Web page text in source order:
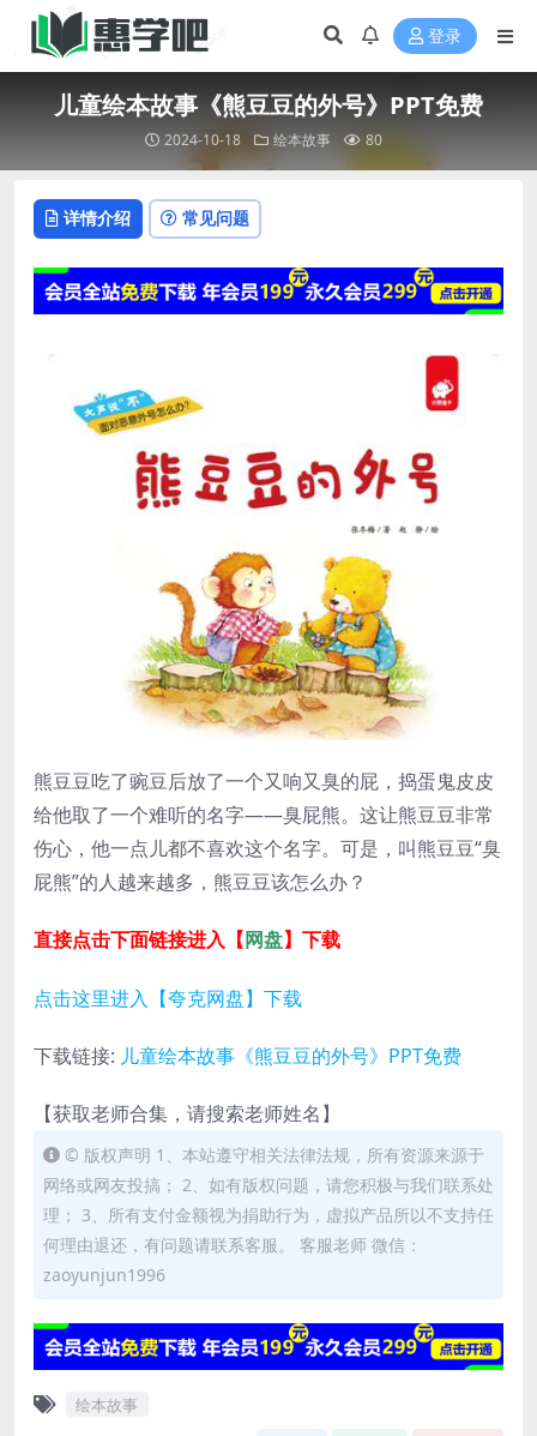
登录
儿童绘本故事《熊豆豆的外号》PPT免费
2024-10-18 绘本故事 80
详情介绍 常见问题
熊豆豆吃了豌豆后放了一个又响又臭的屁，捣蛋鬼皮皮
给他取了一个难听的名字——臭屁熊。这让熊豆豆非常
伤心，他一点儿都不喜欢这个名字。可是，叫熊豆豆“臭
屁熊”的人越来越多，熊豆豆该怎么办？
直接点击下面链接进入【 网盘】下载
点击这里进入【夸克网盘】下载
下载链接: 儿童绘本故事《熊豆豆的外号》PPT免费
【获取老师合集，请搜索老师姓名】
© 版权声明 1、本站遵守相关法律法规，所有资源来源于
网络或网友投搞； 2、如有版权问题，请您积极与我们联系处
理； 3、所有支付金额视为捐助行为，虚拟产品所以不支持任
何理由退还，有问题请联系客服。 客服老师 微信：
zaoyunjun1996
绘本故事